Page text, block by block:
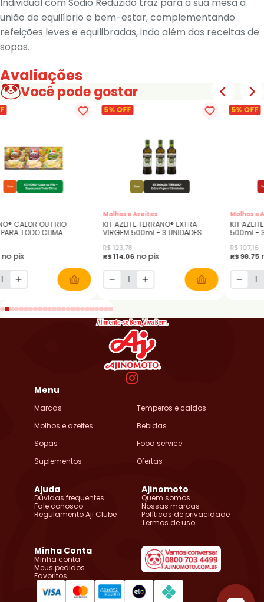
união de equilíbrio e bem-estar, complementando
refeições leves e equilibradas, indo além das receitas de
sopas.
Avaliações
Você pode gostar
CALOR OU FRIO –
TODO CLIMA
no pix
5% OFF
Molhos e Azeites
KIT AZEITE TERRANO® EXTRA
VIRGEM 500ml - 3 UNIDADES
R$ 123,78
R$ 114,06 no pix
5% OFF
Molhos e
KIT
R$ 107,16
R$ 98,75
Menu
Marcas
Temperos e caldos
Molhos e azeites
Bebidas
Sopas
Food service
Suplementos
Ofertas
Ajuda
Dúvidas frequentes
Fale conosco
Regulamento Aji Clube
Ajinomoto
Quem somos
Nossas marcas
Políticas de privacidade
Termos de uso
Minha Conta
Minha conta
Meus pedidos
Favoritos